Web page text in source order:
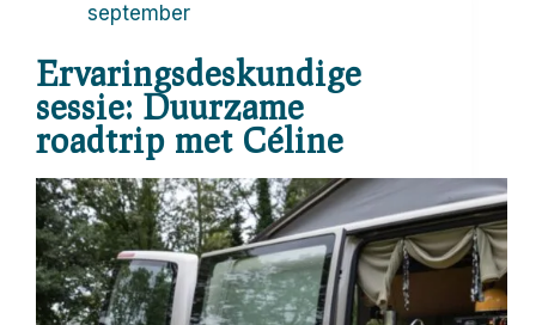
september
Ervaringsdeskundige
sessie: Duurzame
roadtrip met Céline